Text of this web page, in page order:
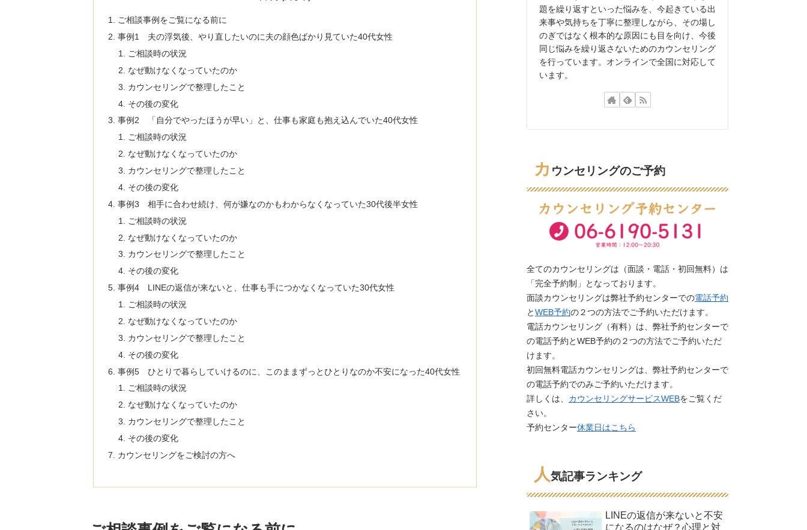
ご相談事例をご覧になる前に
事例1 夫の浮気後、やり直したいのに夫の顔色ばかり見ていた40代女性
ご相談時の状況
なぜ動けなくなっていたのか
カウンセリングで整理したこと
その後の変化
事例2 「自分でやったほうが早い」と、仕事も家庭も抱え込んでいた40代女性
ご相談時の状況
なぜ動けなくなっていたのか
カウンセリングで整理したこと
その後の変化
事例3 相手に合わせ続け、何が嫌なのかもわからなくなっていた30代後半女性
ご相談時の状況
なぜ動けなくなっていたのか
カウンセリングで整理したこと
その後の変化
事例4 LINEの返信が来ないと、仕事も手につかなくなっていた30代女性
ご相談時の状況
なぜ動けなくなっていたのか
カウンセリングで整理したこと
その後の変化
事例5 ひとりで暮らしていけるのに、このままずっとひとりなのか不安になった40代女性
ご相談時の状況
なぜ動けなくなっていたのか
カウンセリングで整理したこと
その後の変化
カウンセリングをご検討の方へ
題を繰り返すといった悩みを、今起きている出
来事や気持ちを丁寧に整理しながら、その場し
のぎではなく根本的な原因にも目を向け、今後
同じ悩みを繰り返さないためのカウンセリング
を行っています。オンラインで全国に対応して
います。
カ ウンセリングのご予約
全てのカウンセリングは（面談・電話・初回無料）は
「完全予約制」となっております。
面談カウンセリングは弊社予約センターでの電話予約
と WEB予約の２つの方法でご予約いただけます。
電話カウンセリング（有料）は、弊社予約センターで
の電話予約とWEB予約の２つの方法でご予約いただ
けます。
初回無料電話カウンセリングは、弊社予約センターで
の電話予約でのみご予約いただけます。
詳しくは、 カウンセリングサービスWEBをご覧くだ
さい。
予約センター休業日はこちら
人気記事ランキング
LINEの返信が来ないと不安
になるのはなぜ？心理と対